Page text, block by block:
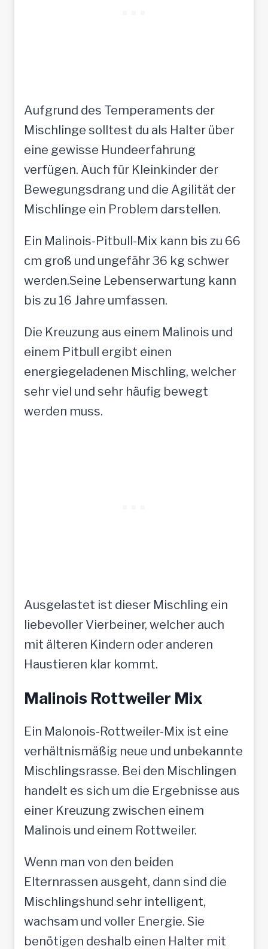
Aufgrund des Temperaments der
Mischlinge solltest du als Halter über
eine gewisse Hundeerfahrung
verfügen. Auch für Kleinkinder der
Bewegungsdrang und die Agilität der
Mischlinge ein Problem darstellen.
Ein Malinois-Pitbull-Mix kann bis zu 66
cm groß und ungefähr 36 kg schwer
werden.Seine Lebenserwartung kann
bis zu 16 Jahre umfassen.
Die Kreuzung aus einem Malinois und
einem Pitbull ergibt einen
energiegeladenen Mischling, welcher
sehr viel und sehr häufig bewegt
werden muss.
Ausgelastet ist dieser Mischling ein
liebevoller Vierbeiner, welcher auch
mit älteren Kindern oder anderen
Haustieren klar kommt.
Malinois Rottweiler Mix
Ein Malonois-Rottweiler-Mix ist eine
verhältnismäßig neue und unbekannte
Mischlingsrasse. Bei den Mischlingen
handelt es sich um die Ergebnisse aus
einer Kreuzung zwischen einem
Malinois und einem Rottweiler.
Wenn man von den beiden
Elternrassen ausgeht, dann sind die
Mischlingshund sehr intelligent,
wachsam und voller Energie. Sie
benötigen deshalb einen Halter mit